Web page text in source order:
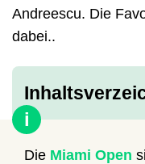
Andreescu. Die
dabei..
i
Die Miami Open